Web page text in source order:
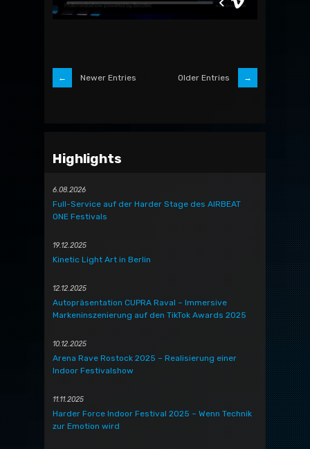
Newer Entries Older Entries
Highlights
6.08.2026
Full-Service auf der Harder Stage des AIRBEAT
ONE Festivals
19.12.2025
Kinetic Light Art in Berlin
12.12.2025
Autopräsentation CUPRA Raval – Immersive
Markeninszenierung auf den TikTok Awards 2025
10.12.2025
Arena Rave Rostock 2025 – Realisierung einer
Indoor Festivalshow
11.11.2025
Harder Force Indoor Festival 2025 – Wenn Technik
zur Emotion wird